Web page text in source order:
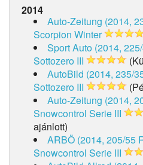
2014
Auto-Zeitung (2014,
Scorpion Winter
Sport Auto (2014,
Sottozero III
AutoBild (2014, 235/
Sottozero III
Auto-Zeitung (2014,
Snowcontrol Serie III
ajánlott)
ARBÖ (2014, 205/55
Snowcontrol Serie III